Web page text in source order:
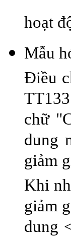
hoạt
Mẫu
Điều
chữ
dung
giảm
Khi
giảm
dung